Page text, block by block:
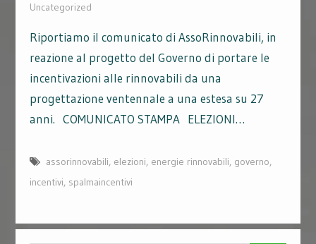
Uncategorized
Riportiamo il comunicato di AssoRinnovabili, in
reazione al progetto del Governo di portare le
incentivazioni alle rinnovabili da una
progettazione ventennale a una estesa su 27
anni. COMUNICATO STAMPA ELEZIONI…
assorinnovabili, elezioni, energie rinnovabili, governo,
incentivi, spalmaincentivi